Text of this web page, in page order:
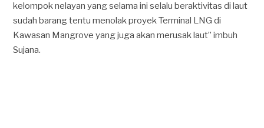
kelompok nelayan yang selama ini selalu beraktivitas di laut
sudah barang tentu menolak proyek Terminal LNG di
Kawasan Mangrove yang juga akan merusak laut” imbuh
Sujana.